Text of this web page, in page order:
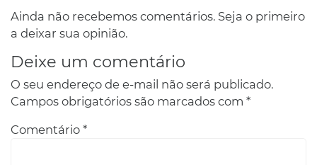
Ainda não recebemos comentários. Seja o primeiro
a deixar sua opinião.
Deixe um comentário
O seu endereço de e-mail não será publicado.
Campos obrigatórios são marcados com *
Comentário *